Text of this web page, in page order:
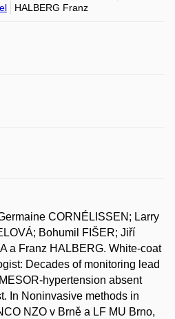
HALBERG Franz
CORNÉLISSEN; Larry
Bohumil FIŠER; Jiří
a Franz HALBERG. White-coat
Decades of monitoring lead
hypertension absent
In Noninvasive methods in
NZO v Brně a LF MU Brno,